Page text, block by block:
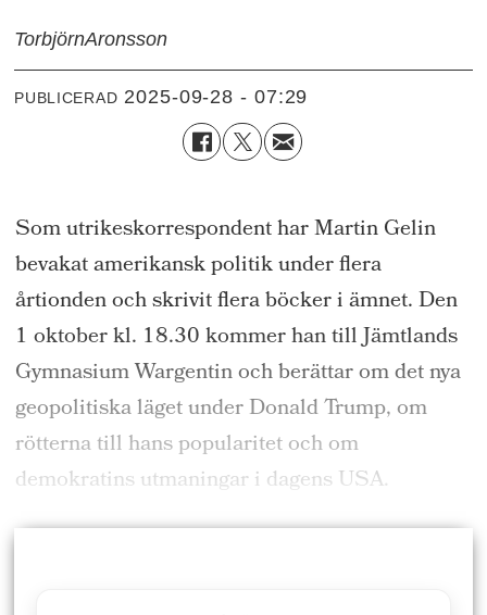
TorbjörnAronsson
PUBLICERAD 2025-09-28 - 07:29
Som utrikeskorrespondent har Martin Gelin
bevakat amerikansk politik under flera
årtionden och skrivit flera böcker i ämnet. Den
1 oktober kl. 18.30 kommer han till Jämtlands
Gymnasium Wargentin och berättar om det nya
geopolitiska läget under Donald Trump, om
rötterna till hans popularitet och om
demokratins utmaningar i dagens USA.